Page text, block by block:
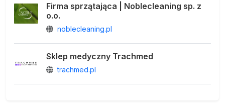
Firma sprzątająca | Noblecleaning sp. z
o.o.
noblecleaning.pl
Sklep medyczny Trachmed
trachmed.pl